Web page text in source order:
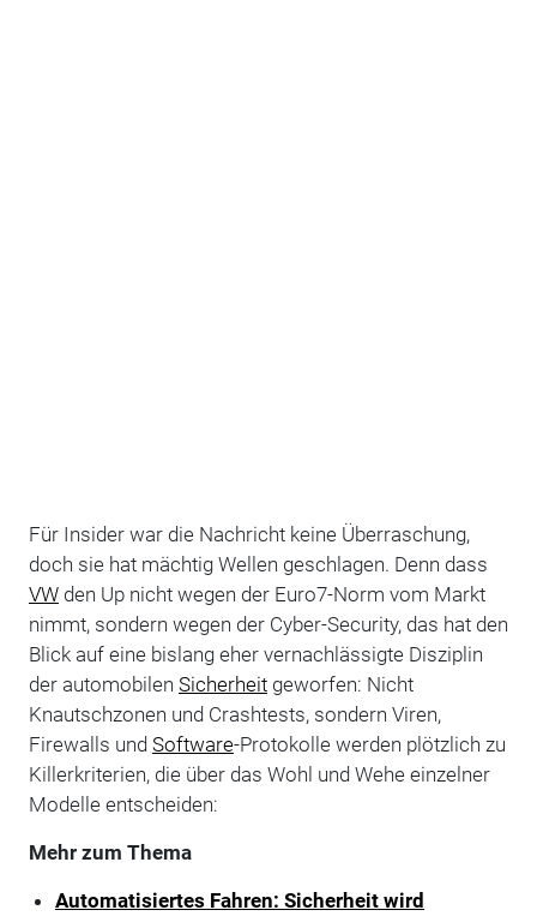
Für Insider war die Nachricht keine Überraschung,
doch sie hat mächtig Wellen geschlagen. Denn dass
VWden Up nicht wegen der Euro7-Norm vom Markt
nimmt, sondern wegen der Cyber-Security, das hat den
Blick auf eine bislang eher vernachlässigte Disziplin
der automobilen Sicherheitgeworfen: Nicht
Knautschzonen und Crashtests, sondern Viren,
Firewalls und Software-Protokolle werden plötzlich zu
Killerkriterien, die über das Wohl und Wehe einzelner
Modelle entscheiden:
Mehr zum Thema
Automatisiertes Fahren: Sicherheit wird